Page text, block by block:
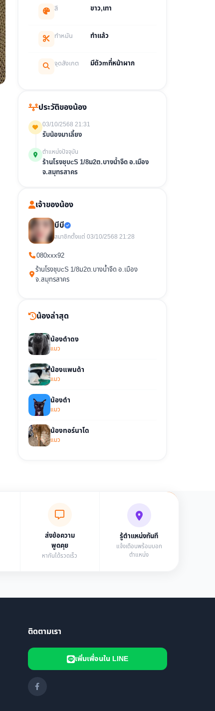
สี ขาว,เทา
ทำหมัน ทำแล้ว
จุดสังเกต มีตัวmที่หน้าผาก
ประวัติของน้อง
03/10/2568 21:31
รับน้องมาเลี้ยง
ตำแหน่งปัจจุบัน
ร้านโรงชุบcS 1/8ม2ต.บางน้ำจืด อ.เมือง
จ.สมุทรสาคร
เจ้าของน้อง
บีบี
สมาชิกตั้งแต่ 03/10/2568 21:28
080xxx92
ร้านโรงชุบcS 1/8ม2ต.บางน้ำจืด อ.เมือง
จ.สมุทรสาคร
น้องล่าสุด
น้องดำดง
แมว
น้องแพนด้า
แมว
น้องดำ
แมว
น้องทอร์นาโด
แมว
ส่งข้อความ
พูดคุย
หากันได้รวดเร็ว
รู้ตำแหน่งทันที
แจ้งเตือนพร้อมบอก
ตำแหน่ง
ติดตามเรา
เพิ่มเพื่อนใน LINE